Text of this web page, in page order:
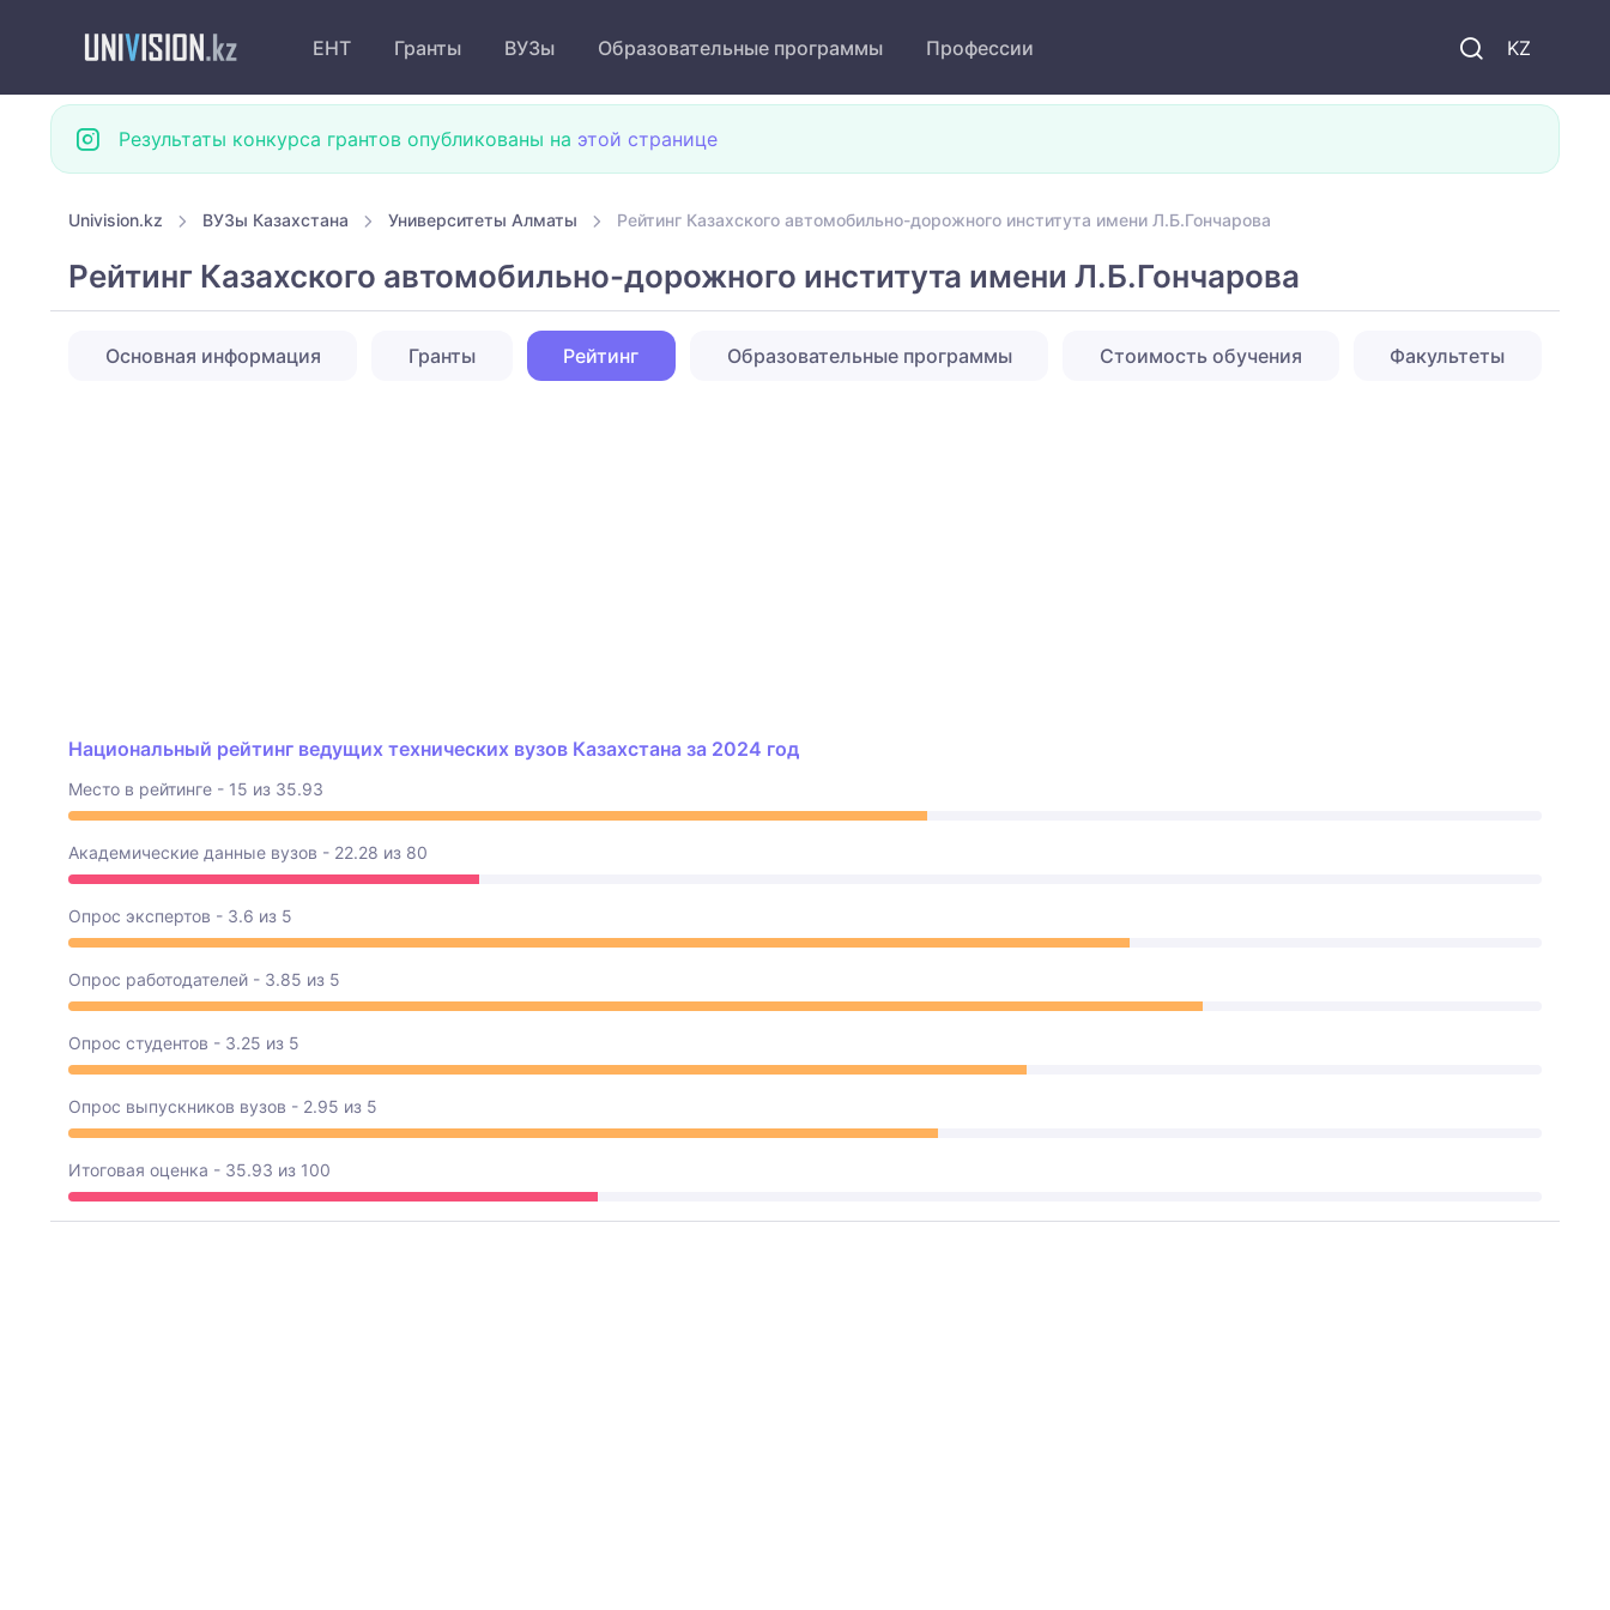
KZ
ЕНТ Гранты ВУЗы Образовательные программы Профессии
Результаты конкурса грантов опубликованы на этой странице
Univision.kz ВУЗы Казахстана Университеты Алматы Рейтинг Казахского автомобильно-дорожного института имени Л.Б.Гончарова
Рейтинг Казахского автомобильно-дорожного института имени Л.Б.Гончарова
Основная информация Гранты Рейтинг Образовательные программы Стоимость обучения Факультеты
Национальный рейтинг ведущих технических вузов Казахстана за 2024 год
Место в рейтинге - 15 из 35.93
Академические данные вузов - 22.28 из 80
Опрос экспертов - 3.6 из 5
Опрос работодателей - 3.85 из 5
Опрос студентов - 3.25 из 5
Опрос выпускников вузов - 2.95 из 5
Итоговая оценка - 35.93 из 100